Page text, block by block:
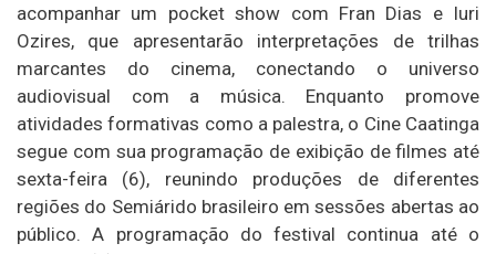
acompanhar um pocket show com Fran Dias e Iuri
Ozires, que apresentarão interpretações de trilhas
marcantes do cinema, conectando o universo
audiovisual com a música. Enquanto promove
atividades formativas como a palestra, o Cine Caatinga
segue com sua programação de exibição de filmes até
sexta-feira (6), reunindo produções de diferentes
regiões do Semiárido brasileiro em sessões abertas ao
público. A programação do festival continua até o